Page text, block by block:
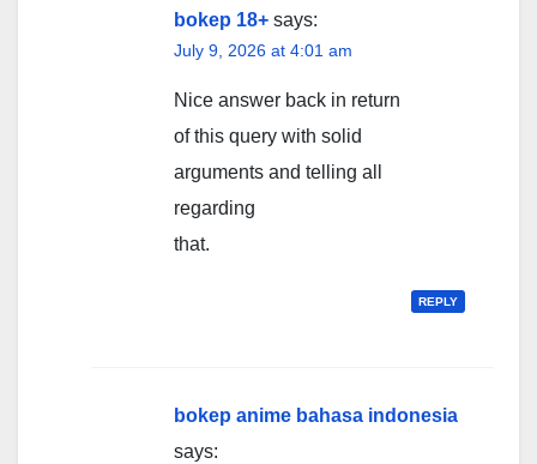
bokep 18+ says:
July 9, 2026 at 4:01 am
Nice answer back in return
of this query with solid
arguments and telling all
regarding
that.
REPLY
bokep anime bahasa indonesia
says: